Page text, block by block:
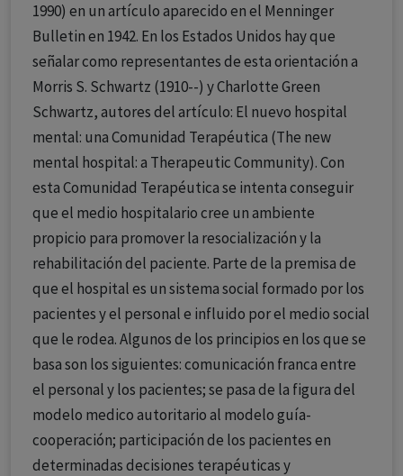
1990) en un artículo aparecido en el Menninger
Bulletin en 1942. En los Estados Unidos hay que
señalar como representantes de esta orientación a
Morris S. Schwartz (1910--) y Charlotte Green
Schwartz, autores del artículo: El nuevo hospital
mental: una Comunidad Terapéutica (The new
mental hospital: a Therapeutic Community). Con
esta Comunidad Terapéutica se intenta conseguir
que el medio hospitalario cree un ambiente
propicio para promover la resocialización y la
rehabilitación del paciente. Parte de la premisa de
que el hospital es un sistema social formado por los
pacientes y el personal e influido por el medio social
que le rodea. Algunos de los principios en los que se
basa son los siguientes: comunicación franca entre
el personal y los pacientes; se pasa de la figura del
modelo medico autoritario al modelo guía-
cooperación; participación de los pacientes en
determinadas decisiones terapéuticas y